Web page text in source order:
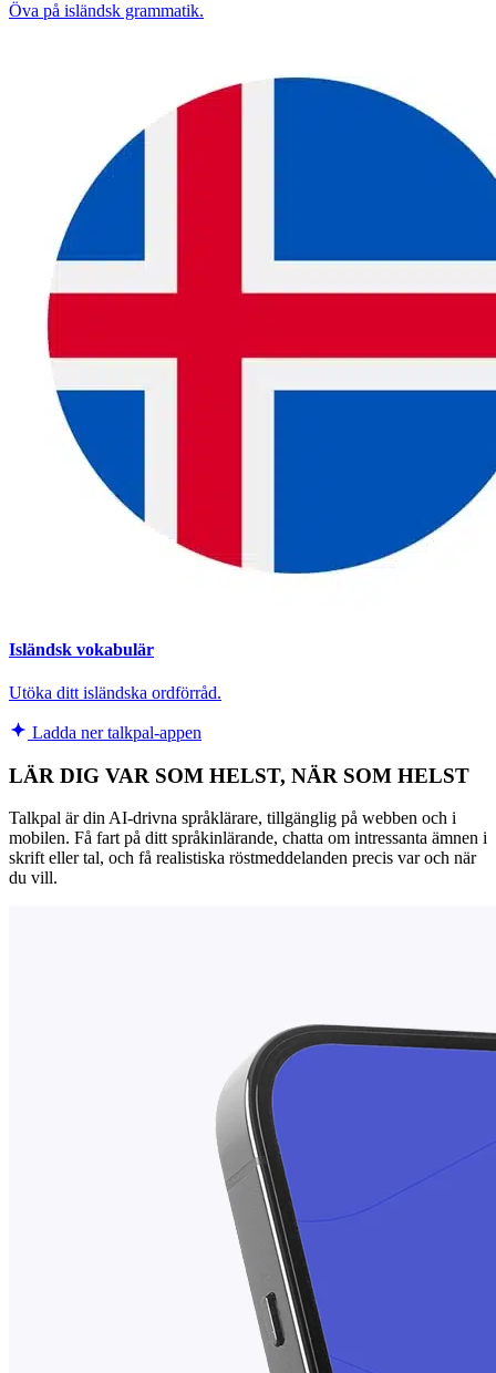
Öva på isländsk grammatik.
Isländsk vokabulär
Utöka ditt isländska ordförråd.
Ladda ner talkpal-appen
LÄR DIG VAR SOM HELST, NÄR SOM HELST
Talkpal är din AI-drivna språklärare, tillgänglig på webben och i
mobilen. Få fart på ditt språkinlärande, chatta om intressanta ämnen i
skrift eller tal, och få realistiska röstmeddelanden precis var och när
du vill.